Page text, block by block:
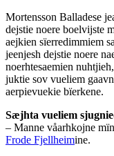
Mortensson Balladese
dejstie noere boelvijste
aejkien sïerredimmiem
jeenjesh dejstie noere
noerhtesaemien
juktie sov vueliem
aerpievuekie bïerkene.
Sæjhta vueliem
– Manne våarhkojne
Frode Fjellheimine.